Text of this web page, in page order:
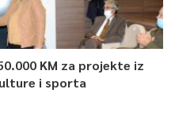
KM za projekte iz
i sporta